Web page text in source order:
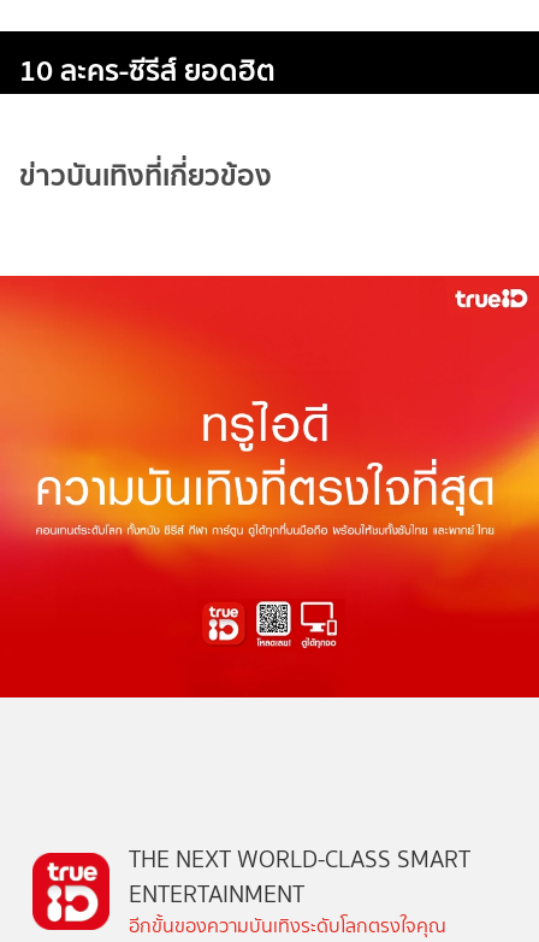
10 ละคร-ซีรีส์ ยอดฮิต
ข่าวบันเทิงที่เกี่ยวข้อง
THE NEXT WORLD-CLASS SMART
ENTERTAINMENT
อีกขั้นของความบันเทิงระดับโลกตรงใจคุณ